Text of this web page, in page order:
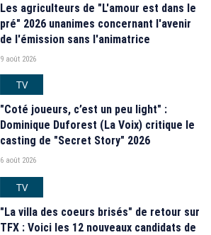
Les agriculteurs de "L'amour est dans le
pré" 2026 unanimes concernant l'avenir
de l'émission sans l'animatrice
9 août 2026
TV
"Coté joueurs, c’est un peu light" :
Dominique Duforest (La Voix) critique le
casting de "Secret Story" 2026
6 août 2026
TV
"La villa des coeurs brisés" de retour sur
TFX : Voici les 12 nouveaux candidats de